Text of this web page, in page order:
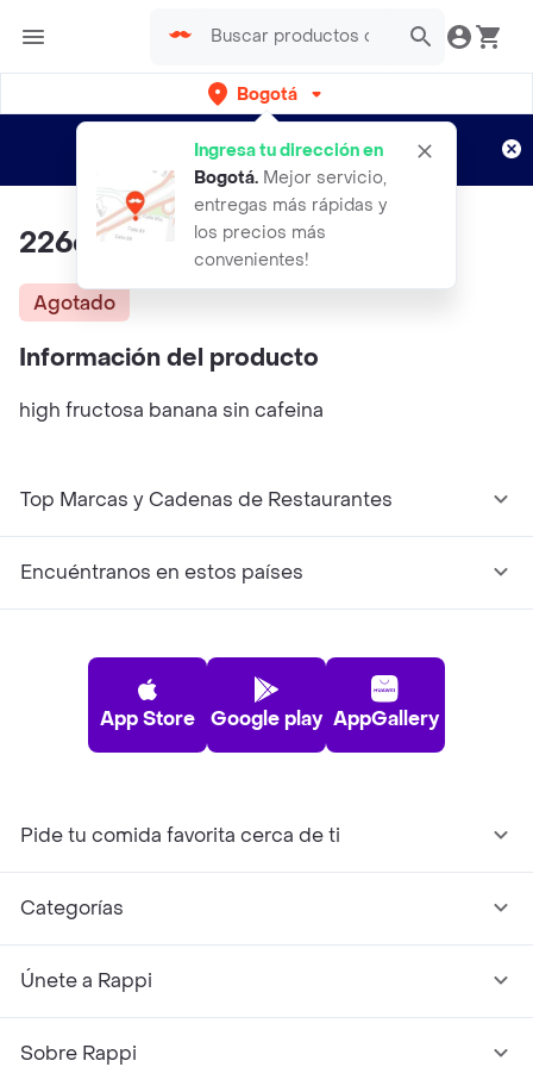
Bogotá
Ingresa tu dirección en
Bogotá. Mejor servicio,
entregas más rápidas y
los precios más
convenientes!
envíos gratis por semanas
Aplican TyC
226ers High Fructosa Banana
Agotado
Información del producto
high fructosa banana sin cafeina
Top Marcas y Cadenas de Restaurantes
Encuéntranos en estos países
App Store Google play AppGallery
Pide tu comida favorita cerca de ti
Categorías
Únete a Rappi
Sobre Rappi